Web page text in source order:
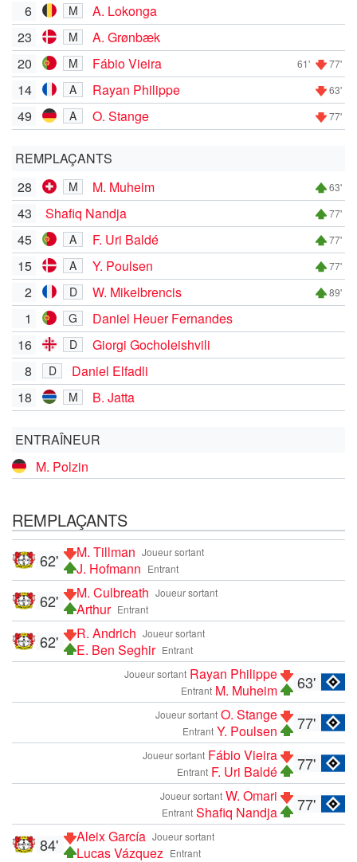
6 M
A. Lokonga
23
M
A. Grønbæk
20
M Fábio Vieira 61' 77'
14 A Rayan Philippe 63'
49 A O. Stange 77'
REMPLAÇANTS
28
M M. Muheim 63'
43 Shafiq Nandja 77'
45 A F. Uri Baldé 77'
15 A Y. Poulsen 77'
2 D W. Mikelbrencis 89'
1 G
Daniel Heuer Fernandes
16
D
Giorgi Gocholeishvili
8
D
Daniel Elfadli
18
M B. Jatta
ENTRAÎNEUR
M. Polzin
REMPLAÇANTS
Joueur sortant
M. Tillman
Entrant
J. Hofmann
62'
Joueur sortant
M. Culbreath
Entrant
Arthur
62'
Joueur sortant
R. Andrich
Entrant
E. Ben Seghir
62'
63'
Joueur sortant Rayan Philippe
Entrant M. Muheim
77'
Joueur sortant O. Stange
Entrant Y. Poulsen
77'
Joueur sortant Fábio Vieira
Entrant F. Uri Baldé
77'
Joueur sortant W. Omari
Entrant Shafiq Nandja
Joueur sortant
Aleix García
Entrant
Lucas Vázquez
84'